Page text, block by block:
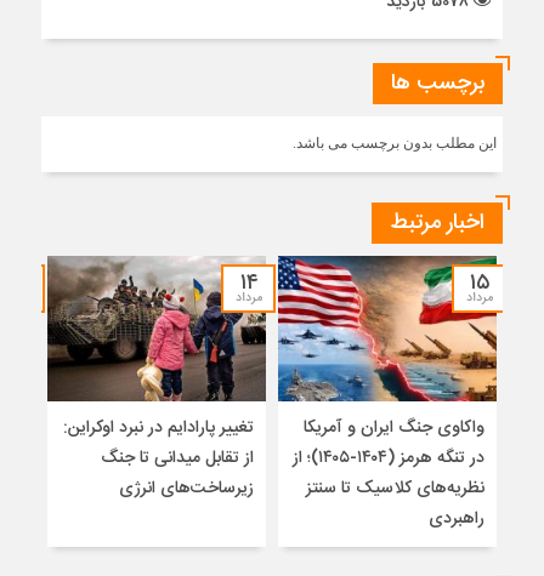
برچسب ها
این مطلب بدون برچسب می باشد.
اخبار مرتبط
۱۵
مرداد
واکاوی جنگ ایران و آمریکا
در تنگه هرمز (۱۴۰۴-۱۴۰۵)؛ از
نظریه‌های کلاسیک تا سنتز
راهبردی
۱۴
مرداد
تغییر پارادایم در نبرد اوکراین:
از تقابل میدانی تا جنگ
زیرساخت‌های انرژی